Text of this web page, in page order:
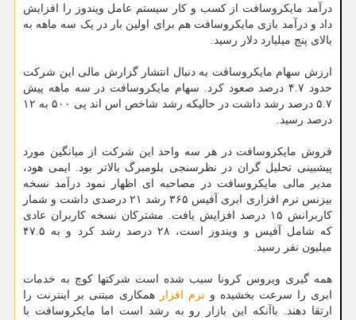
درآمد مایکروسافت از کسب و کار سیستم عامل ویندوز را افزایش
داد و درآمد بازی مایکروسافت هم برای اولین بار در یک سه ماهه به
بالای پنج میلیارد دلار رسید.
ارزش سهام مایکروسافت به دنبال انتشار گزارش مالی این شرکت
حدود ۴.۷ درصد صعود کرد. سهام مایکروسافت در سه ماهه پیش
۵.۷ درصد رشد داشت در حالیکه رشد شاخص اس اند پی ۵۰۰ به ۱۲
درصد رسید.
فروش مایکروسافت در هر سه واحد این شرکت از میانگین مورد
پیشبینی تحلیل گران در نظرسنجی بلومبرگ بالاتر بود. ایمی هود،
مدیر مالی مایکروسافت در مصاحبه ای اظهار نمود درآمد نسخه
بیزنس نرم افزاری ابری آفیس ۳۶۵ رشد ۲۱ درصدی داشت و شمار
کاربرانش ۱۵ درصد افزایش یافت. مشترکان نسخه کاربران عادی
که شامل آفیس و ویندوز است، ۲۸ درصد رشد کرد و به ۴۷.۵
میلیون نفر رسید.
همه گیری ویروس کرونا سبب شده است شرکتها کوچ به خدمات
ابری را سرعت بخشیده و نرم افزار
همکاری مبتنی بر اینترنت را
ارتقا دهند. باآنکه این بازار رو به رشد است اما مایکروسافت با